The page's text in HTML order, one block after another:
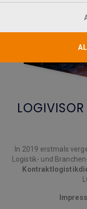
In 2019 erstmals
Logistik- und